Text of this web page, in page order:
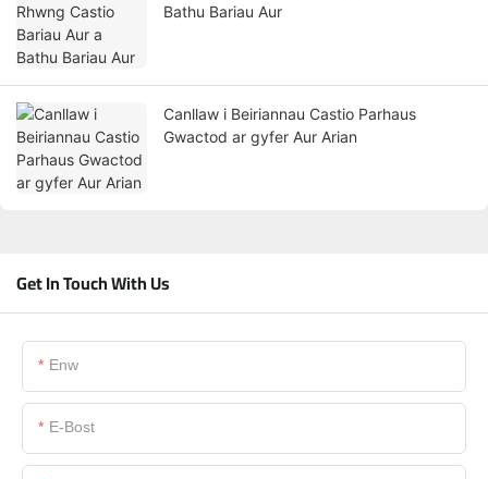
Bathu Bariau Aur
Canllaw i Beiriannau Castio Parhaus
Gwactod ar gyfer Aur Arian
Get In Touch With Us
Enw
E-Bost